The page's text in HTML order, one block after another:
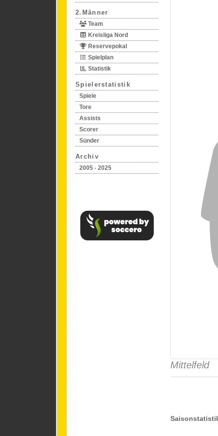
2.Männer
Team
Kreisliga Nord
Reservepokal
Spielplan
Statistik
Spielerstatistik
Spiele
Tore
Assists
Scorer
Sünder
Archiv
2005 - 2025
Mittelfeld